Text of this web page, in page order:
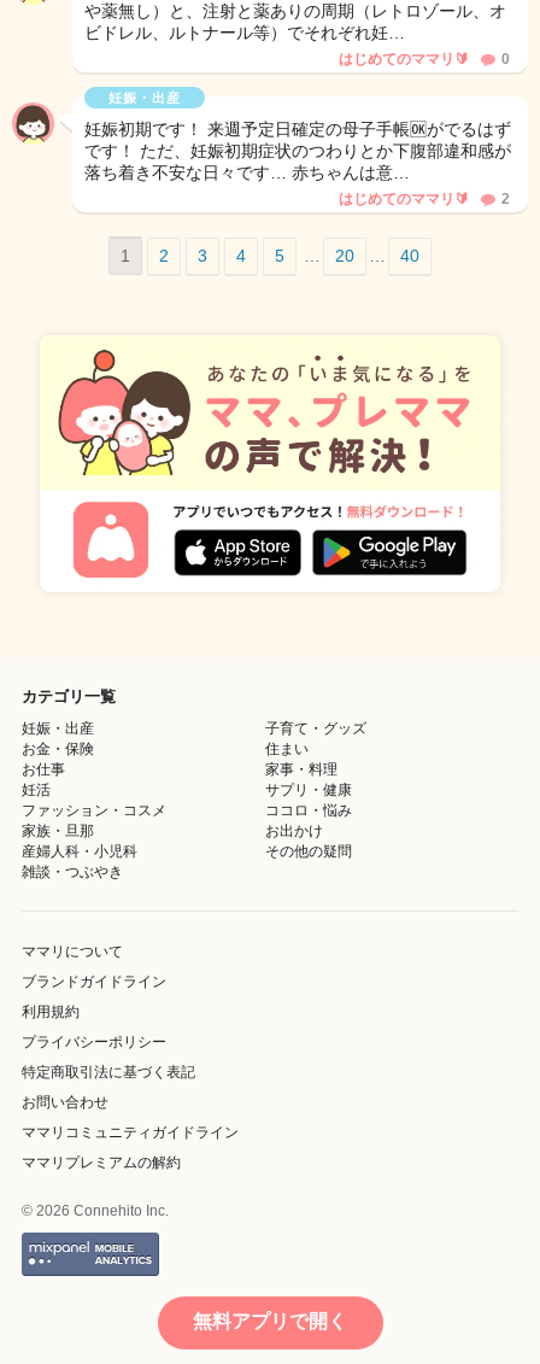
や薬無し）と、注射と薬ありの周期（レトロゾール、オ
ビドレル、ルトナール等）でそれぞれ妊…
はじめてのママリ🔰 0
妊娠・出産
妊娠初期です！ 来週予定日確定の母子手帳🆗️がでるはず
です！ ただ、妊娠初期症状のつわりとか下腹部違和感が
落ち着き不安な日々です… 赤ちゃんは意…
はじめてのママリ🔰 2
1 2 3 4 5 20 40
カテゴリ一覧
妊娠・出産
子育て・グッズ
お金・保険
住まい
お仕事
家事・料理
妊活
サプリ・健康
ファッション・コスメ
ココロ・悩み
家族・旦那
お出かけ
産婦人科・小児科
その他の疑問
雑談・つぶやき
ママリについて
ブランドガイドライン
利用規約
プライバシーポリシー
特定商取引法に基づく表記
お問い合わせ
ママリコミュニティガイドライン
ママリプレミアムの解約
© 2026 Connehito Inc.
無料アプリで開く